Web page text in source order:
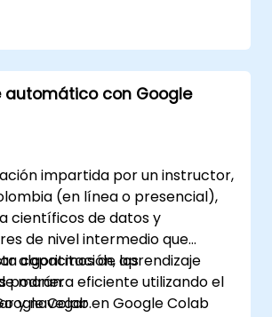
de visualización.
gráficos para mejorar su
y claridad.
y presentar datos de manera
herramientas visuales.
automático con Google
impartida por un instructor,
(en línea o presencial),
científicos de datos y
de nivel intermedio que
algoritmos de aprendizaje
manera eficiente utilizando el
Colab.
capacitación, los
podrán:
y navegar en Google Colab